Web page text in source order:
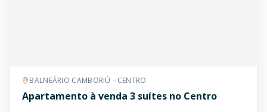
BALNEÁRIO CAMBORIÚ - CENTRO
Apartamento à venda 3 suítes no Centro